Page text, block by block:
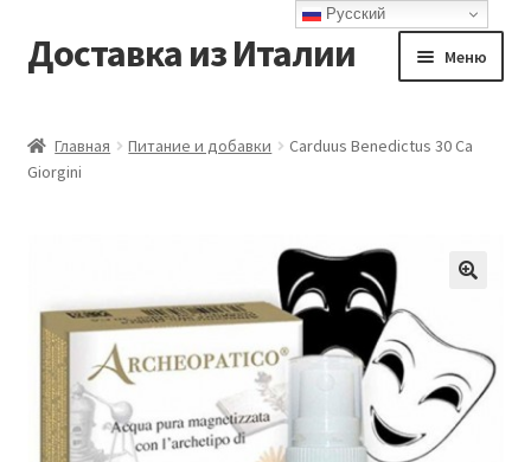
Перейти
к
Перейти
к
Доставка из Италии Меню
Доставка
Корзина
Мой аккаунт
Оформление заказа
Главная Питание и добавки
Carduus Benedictus 30 Ca
Giorgini
Русский